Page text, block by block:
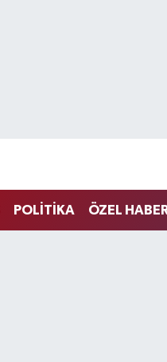
POLİTİKA ÖZEL